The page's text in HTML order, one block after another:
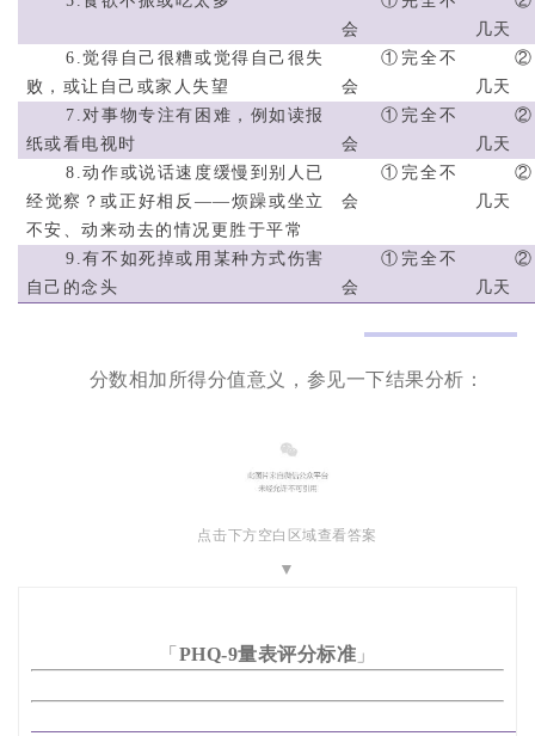
会
几天
6.觉得自己很糟或觉得自己很失
败，或让自己或家人失望
①完全不
会
②
几天
7.对事物专注有困难，例如读报
纸或看电视时
①完全不
会
②
几天
8.动作或说话速度缓慢到别人已
经觉察？或正好相反——烦躁或坐立
不安、动来动去的情况更胜于平常
①完全不
会
②
几天
9.有不如死掉或用某种方式伤害
自己的念头
①完全不
会
②
几天
分数相加所得分值意义，参见一下结果分析：
点击下方空白区域查看答案
▼
「 PHQ-9量表评分标准 」